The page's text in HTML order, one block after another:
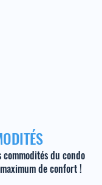
commodités du condo
de confort !